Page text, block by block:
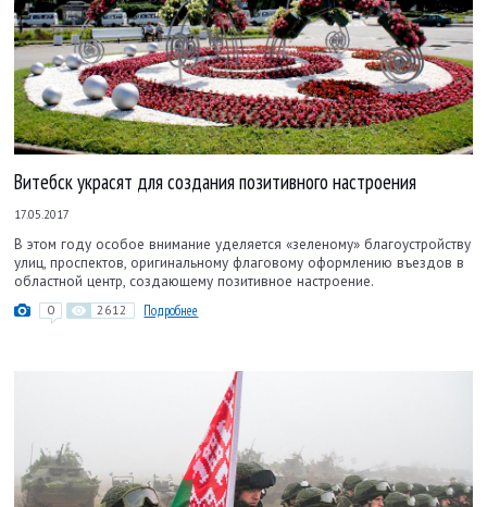
Витебск украсят для создания позитивного настроения
17.05.2017
В этом году особое внимание уделяется «зеленому» благоустройству
улиц, проспектов, оригинальному флаговому оформлению въездов в
област­ной центр, созда­ющему позитивное настроение.
0 2612 Подробнее